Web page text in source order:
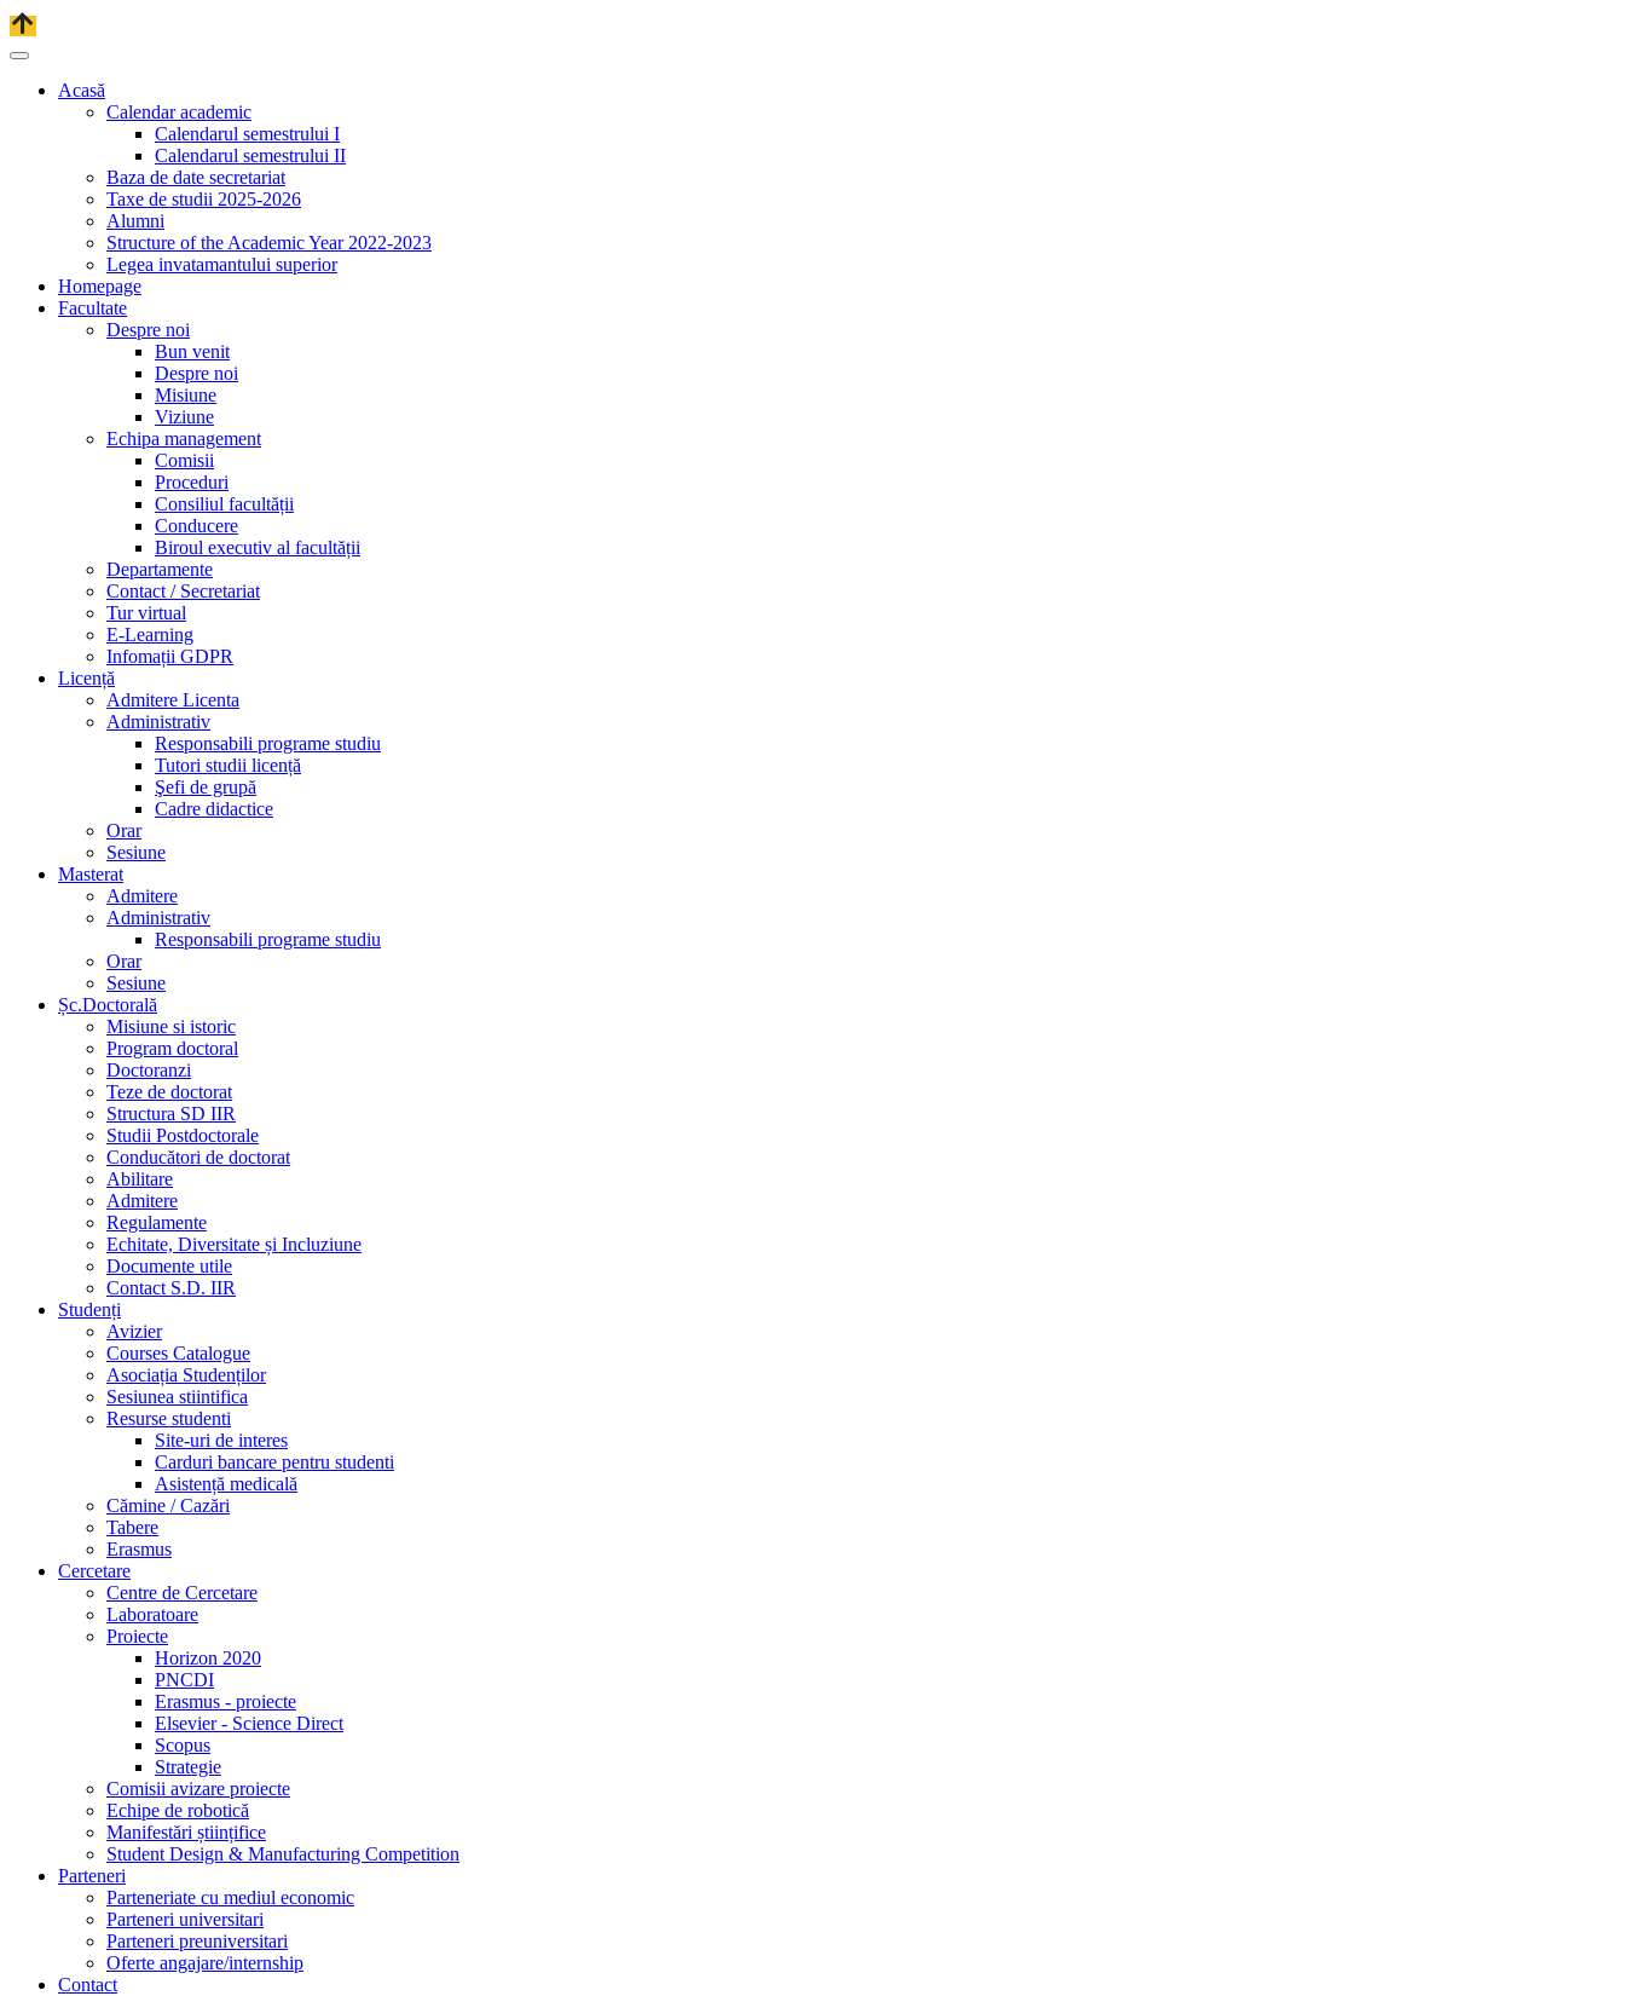
Acasă
Calendar academic
Calendarul semestrului I
Calendarul semestrului II
Baza de date secretariat
Taxe de studii 2025-2026
Alumni
Structure of the Academic Year 2022-2023
Legea invatamantului superior
Homepage
Facultate
Despre noi
Bun venit
Despre noi
Misiune
Viziune
Echipa management
Comisii
Proceduri
Consiliul facultății
Conducere
Biroul executiv al facultății
Departamente
Contact / Secretariat
Tur virtual
E-Learning
Infomații GDPR
Licență
Admitere Licenta
Administrativ
Responsabili programe studiu
Tutori studii licență
Şefi de grupă
Cadre didactice
Orar
Sesiune
Masterat
Admitere
Administrativ
Responsabili programe studiu
Orar
Sesiune
Șc.Doctorală
Misiune si istoric
Program doctoral
Doctoranzi
Teze de doctorat
Structura SD IIR
Studii Postdoctorale
Conducători de doctorat
Abilitare
Admitere
Regulamente
Echitate, Diversitate și Incluziune
Documente utile
Contact S.D. IIR
Studenți
Avizier
Courses Catalogue
Asociația Studenților
Sesiunea stiintifica
Resurse studenti
Site-uri de interes
Carduri bancare pentru studenti
Asistență medicală
Cămine / Cazări
Tabere
Erasmus
Cercetare
Centre de Cercetare
Laboratoare
Proiecte
Horizon 2020
PNCDI
Erasmus - proiecte
Elsevier - Science Direct
Scopus
Strategie
Comisii avizare proiecte
Echipe de robotică
Manifestări științifice
Student Design & Manufacturing Competition
Parteneri
Parteneriate cu mediul economic
Parteneri universitari
Parteneri preuniversitari
Oferte angajare/internship
Contact